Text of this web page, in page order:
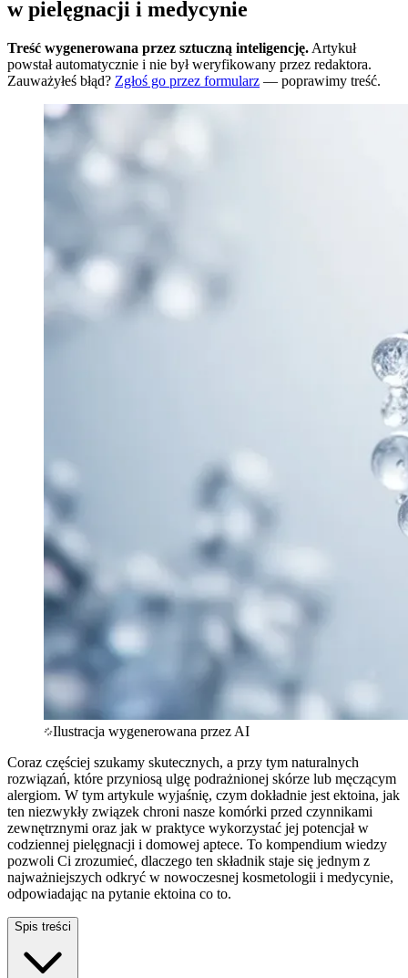
w pielęgnacji i medycynie
Treść wygenerowana przez sztuczną inteligencję. Artykuł
powstał automatycznie i nie był weryfikowany przez redaktora.
Zauważyłeś błąd? Zgłoś go przez formularz — poprawimy treść.
Ilustracja wygenerowana przez AI
Coraz częściej szukamy skutecznych, a przy tym naturalnych
rozwiązań, które przyniosą ulgę podrażnionej skórze lub męczącym
alergiom. W tym artykule wyjaśnię, czym dokładnie jest ektoina, jak
ten niezwykły związek chroni nasze komórki przed czynnikami
zewnętrznymi oraz jak w praktyce wykorzystać jej potencjał w
codziennej pielęgnacji i domowej aptece. To kompendium wiedzy
pozwoli Ci zrozumieć, dlaczego ten składnik staje się jednym z
najważniejszych odkryć w nowoczesnej kosmetologii i medycynie,
odpowiadając na pytanie ektoina co to.
Spis treści